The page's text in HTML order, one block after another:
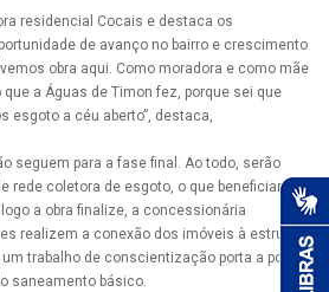
residencial Cocais e destaca os
de avanço no bairro e crescimento
obra aqui. Como moradora e como mãe
a Águas de Timon fez, porque sei que
esgoto a céu aberto”, destaca,
seguem para a fase final. Ao todo, serão
rede coletora de esgoto, o que beneficiará
a obra finalize, a concessionária
realizem a conexão dos imóveis à estrutura
trabalho de conscientização porta a porta
saneamento básico.